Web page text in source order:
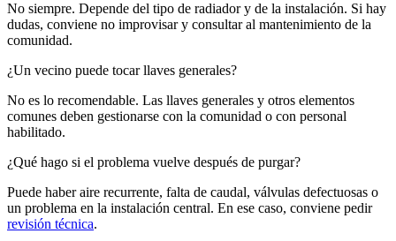
No siempre. Depende del tipo de radiador y de la instalación. Si hay
dudas, conviene no improvisar y consultar al mantenimiento de la
comunidad.
¿Un vecino puede tocar llaves generales?
No es lo recomendable. Las llaves generales y otros elementos
comunes deben gestionarse con la comunidad o con personal
habilitado.
¿Qué hago si el problema vuelve después de purgar?
Puede haber aire recurrente, falta de caudal, válvulas defectuosas o
un problema en la instalación central. En ese caso, conviene pedir
revisión técnica.